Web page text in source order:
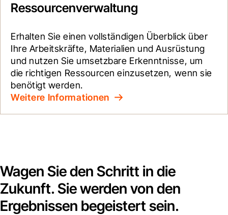
Ressourcenverwaltung
Erhalten Sie einen vollständigen Überblick über
Ihre Arbeitskräfte, Materialien und Ausrüstung
und nutzen Sie umsetzbare Erkenntnisse, um
die richtigen Ressourcen einzusetzen, wenn sie
benötigt werden.
Weitere Informationen
Wagen Sie den Schritt in die
Zukunft. Sie werden von den
Ergebnissen begeistert sein.